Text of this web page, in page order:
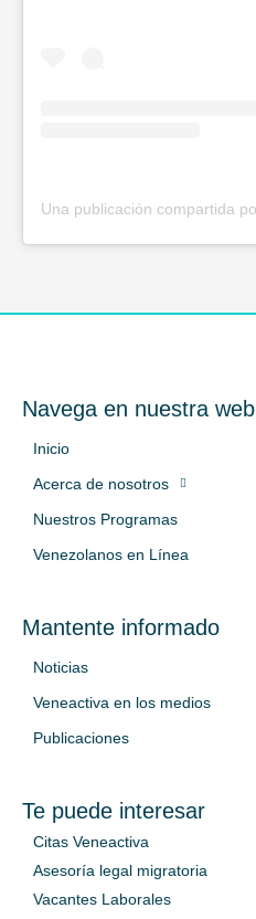
Navega en nuestra web
Inicio
Acerca de nosotros
Nuestros Programas
Venezolanos en Línea
Mantente informado
Noticias
Veneactiva en los medios
Publicaciones
Te puede interesar
Citas Veneactiva
Asesoría legal migratoria
Vacantes Laborales